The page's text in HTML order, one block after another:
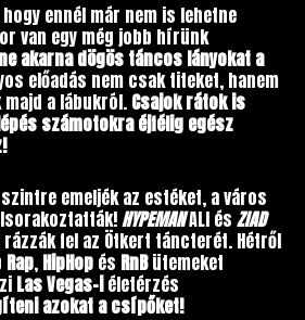
ennél már nem is lehetne
van egy még jobb hírünk
akarna dögös táncos lányokat a
előadás nem csak titeket, hanem
a lábukról. Csajok rátok is
számotokra éjfélig egész
emeljék az estéket, a város
HYPEMANALI és ZIAD
fel az Ötkert táncterét. Hétről
Rap, HipHop és RnBütemeket
Las Vegas-iéletérzés
azokat a csípőket!